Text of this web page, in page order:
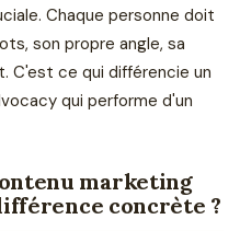
Chaque personne doit
son propre angle, sa
C'est ce qui différencie un
qui performe d'un
marketing
concrète ?